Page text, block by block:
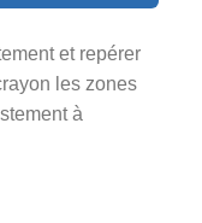
et repérer
les zones
à